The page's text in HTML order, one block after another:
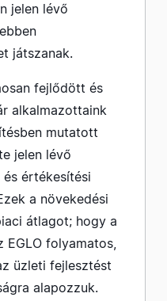
jelen lévő
játszanak.
fejlődött és
alkalmazottaink
mutatott
jelen lévő
értékesítési
a növekedési
átlagot; hogy a
EGLO folyamatos,
üzleti fejlesztést
alapozzuk.